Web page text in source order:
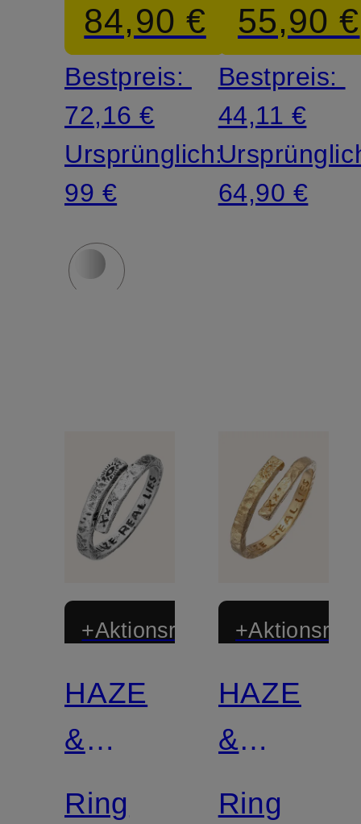
84,90 €
Bestpreis:
72,16 €
Ursprünglich:
99 €
55,90 €
Bestpreis:
44,11 €
64,90 €
+Aktionsrabatt
HAZE
&
GLORY
Ring
HAZE
&
GLORY
Ring